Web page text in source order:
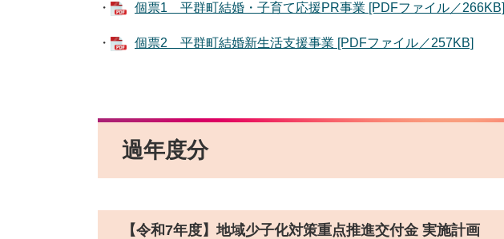
・ 個票1 平群町結婚・子育て応援PR事業 [PDFファイル／266KB]
・ 個票2 平群町結婚新生活支援事業 [PDFファイル／257KB]
過年度分
【令和7年度】​地域少子化対策重点推進交付金 実施計画